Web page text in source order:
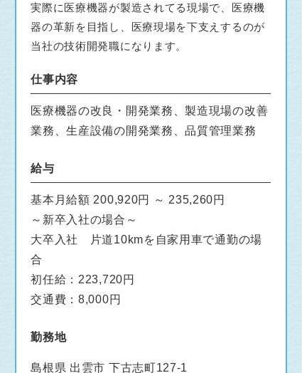
実際に医療機器が製造されてる現場で、医療機
器の革新を目指し、医療現場を下支えするのが
当社の技術開発職になります。
仕事内容
医療機器の改良・開発業務、製造現場の改善
業務、生産設備の開発業務、品質管理業務
給与
基本月給額 200,920円 ～ 235,260円
～新卒入社の場合～
大卒入社 片道10kmを自家用車で通勤の場
合
初任給：223,720円
交通費：8,000円
勤務地
島根県 出雲市 下古志町127-1